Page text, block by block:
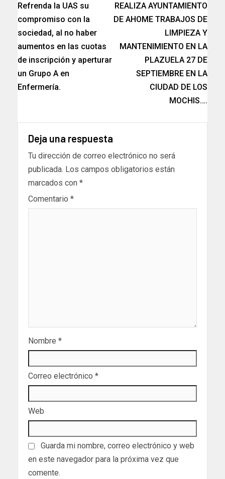
Refrenda la UAS su
compromiso con la
sociedad, al no haber
aumentos en las cuotas
de inscripción y aperturar
un Grupo A en
Enfermería.
REALIZA AYUNTAMIENTO
DE AHOME TRABAJOS DE
LIMPIEZA Y
MANTENIMIENTO EN LA
PLAZUELA 27 DE
SEPTIEMBRE EN LA
CIUDAD DE LOS
MOCHIS….
Deja una respuesta
Tu dirección de correo electrónico no será
publicada. Los campos obligatorios están
marcados con *
Comentario *
Nombre *
Correo electrónico *
Web
Guarda mi nombre, correo electrónico y web
en este navegador para la próxima vez que
comente.